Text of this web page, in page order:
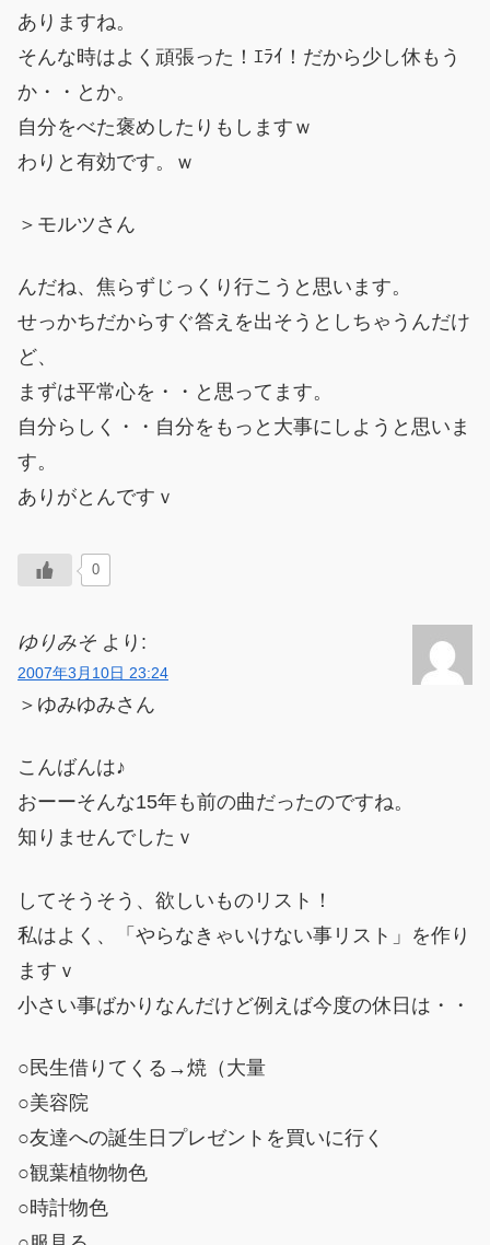
ありますね。
そんな時はよく頑張った！ｴﾗｲ！だから少し休もう
か・・とか。
自分をべた褒めしたりもしますｗ
わりと有効です。ｗ
＞モルツさん
んだね、焦らずじっくり行こうと思います。
せっかちだからすぐ答えを出そうとしちゃうんだけ
ど、
まずは平常心を・・と思ってます。
自分らしく・・自分をもっと大事にしようと思いま
す。
ありがとんですｖ
0
ゆりみそ より:
2007年3月10日 23:24
＞ゆみゆみさん
こんばんは♪
おーーそんな15年も前の曲だったのですね。
知りませんでしたｖ
してそうそう、欲しいものリスト！
私はよく、「やらなきゃいけない事リスト」を作り
ますｖ
小さい事ばかりなんだけど例えば今度の休日は・・
○民生借りてくる→焼（大量
○美容院
○友達への誕生日プレゼントを買いに行く
○観葉植物物色
○時計物色